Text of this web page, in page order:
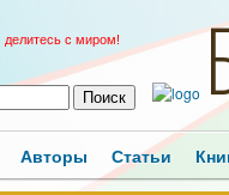
делитесь с миром!
Авторы Статьи